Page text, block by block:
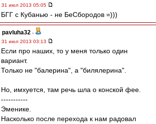
31 июл 2013 05:05
БГГ с Кубанью - не БеСбородов =)))
pavluha32 -
31 июл 2013 03:13
Если про наших, то у меня только один
вариант.
Только не "балерина", а "билялерина".
Но, имхуется, там речь шла о конской фее.
-----------
Эменике.
Насколько после перехода к нам радовал